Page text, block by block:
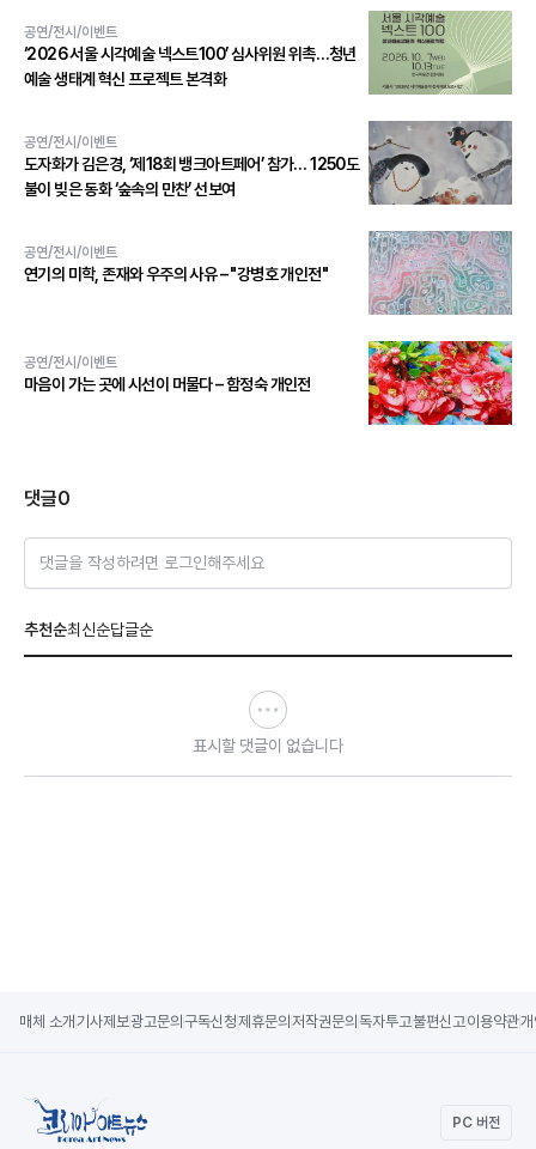
공연/전시/이벤트
‘2026 서울 시각예술 넥스트100’ 심사위원 위촉…청년
예술 생태계 혁신 프로젝트 본격화
공연/전시/이벤트
도자화가 김은경, ‘제18회 뱅크아트페어’ 참가… 1250도
불이 빚은 동화 ‘숲속의 만찬’ 선보여
공연/전시/이벤트
연기의 미학, 존재와 우주의 사유 – "강병호 개인전"
공연/전시/이벤트
마음이 가는 곳에 시선이 머물다 – 함정숙 개인전
댓글0
댓글을 작성하려면 로그인해주세요
추천순최신순답글순
표시할 댓글이 없습니다
매체 소개 기사제보광고문의 구독신청제휴문의 저작권문의 독자투고불편신고이용약관
PC 버전